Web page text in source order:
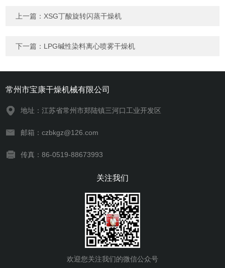
上一篇： XSG丁酸旋转闪蒸干燥机
下一篇： LPG碱性染料离心喷雾干燥机
常州市宝康干燥机械有限公司
地址：江苏省常州市郑陆镇三河口工业开发区
邮箱：czbkgz@126.com
传真：86-0519-88673993
关注我们
欢迎您关注我们的微信公众号